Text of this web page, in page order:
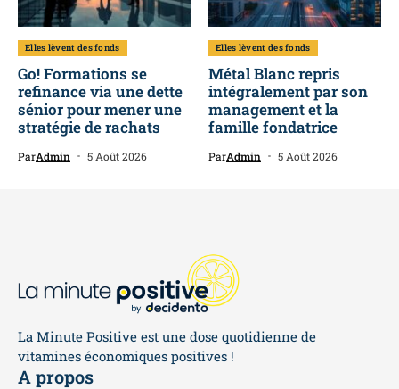
Elles lèvent des fonds
Go! Formations se
refinance via une dette
sénior pour mener une
stratégie de rachats
ParAdmin 5 Août 2026
Elles lèvent des fonds
Métal Blanc repris
intégralement par son
management et la
famille fondatrice
ParAdmin 5 Août 2026
La Minute Positive est une dose quotidienne de
vitamines économiques positives !
A propos